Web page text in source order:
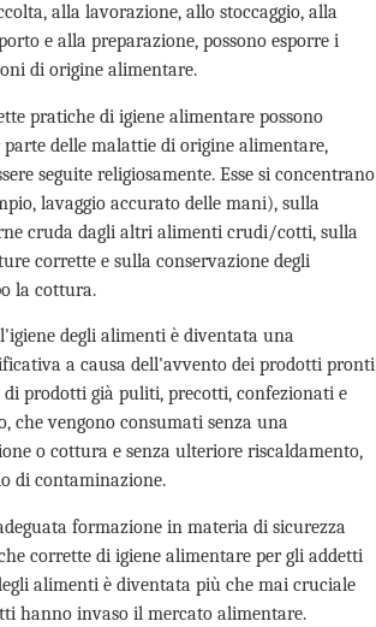
alla lavorazione, allo stoccaggio, alla
e alla preparazione, possono esporre i
di origine alimentare.
pratiche di igiene alimentare possono
delle malattie di origine alimentare,
seguite religiosamente. Esse si concentrano
lavaggio accurato delle mani), sulla
cruda dagli altri alimenti crudi/cotti, sulla
corrette e sulla conservazione degli
la cottura.
degli alimenti è diventata una
a causa dell'avvento dei prodotti pronti
prodotti già puliti, precotti, confezionati e
che vengono consumati senza una
o cottura e senza ulteriore riscaldamento,
di contaminazione.
formazione in materia di sicurezza
corrette di igiene alimentare per gli addetti
alimenti è diventata più che mai cruciale
hanno invaso il mercato alimentare.